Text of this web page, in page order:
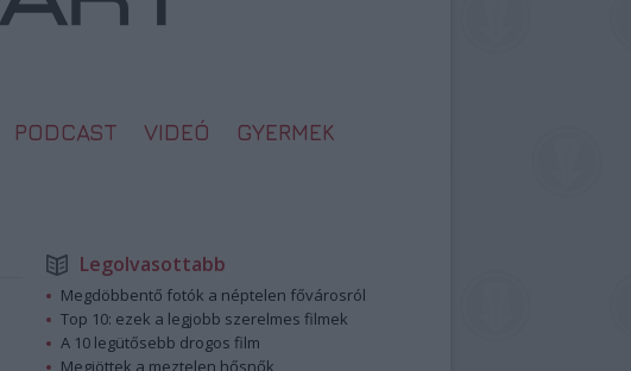
PODCAST VIDEÓ GYERMEK
Legolvasottabb
Megdöbbentő fotók a néptelen fővárosról
Top 10: ezek a legjobb szerelmes filmek
A 10 legütősebb drogos film
Megjöttek a meztelen hősnők